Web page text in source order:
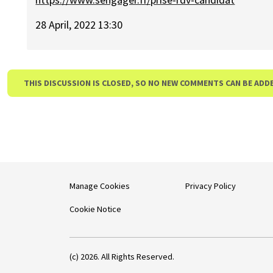
28 April, 2022 13:30
THIS DISCUSSION IS CLOSED, SO NO NEW COMMENTS CAN BE
Manage Cookies
Cookie Notice
Privacy Policy
(c) 2026. All Rights Reserved.